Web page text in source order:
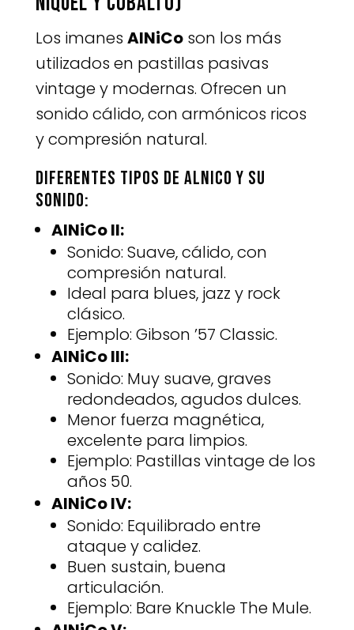
Los imanes AlNiCoson los más
utilizados en pastillas pasivas
vintage y modernas. Ofrecen un
sonido cálido, con armónicos ricos
y compresión natural.
Diferentes tipos de AlNiCo y su
sonido:
AlNiCo II:
Sonido: Suave, cálido, con
compresión natural.
Ideal para blues, jazz y rock
clásico.
Ejemplo: Gibson ’57 Classic.
AlNiCo III:
Sonido: Muy suave, graves
redondeados, agudos dulces.
Menor fuerza magnética,
excelente para limpios.
Ejemplo: Pastillas vintage de los
años 50.
AlNiCo IV:
Sonido: Equilibrado entre
ataque y calidez.
Buen sustain, buena
articulación.
Ejemplo: Bare Knuckle The Mule.